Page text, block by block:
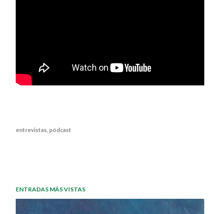
entrevistas pódcast
ENTRADAS MÁS VISTAS